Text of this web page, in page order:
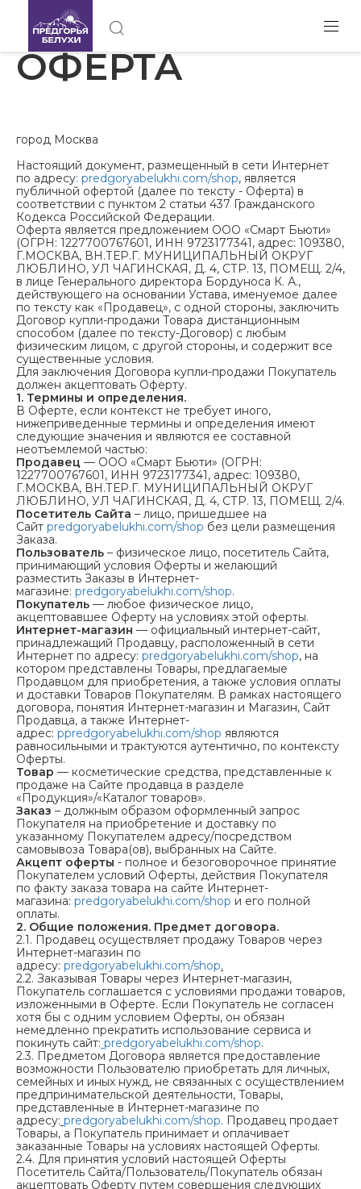
ОФЕРТА
город Москва
Настоящий документ, размещенный в сети Интернет
по адресу: predgoryabelukhi.com/shop, является
публичной офертой (далее по тексту - Оферта) в
соответствии с пунктом 2 статьи 437 Гражданского
Кодекса Российской Федерации.
Оферта является предложением ООО «Смарт Бьюти»
(ОГРН: 1227700767601, ИНН 9723177341, адрес: 109380,
Г.МОСКВА, ВН.ТЕР.Г. МУНИЦИПАЛЬНЫЙ ОКРУГ
ЛЮБЛИНО, УЛ ЧАГИНСКАЯ, Д. 4, СТР. 13, ПОМЕЩ. 2/4,
в лице Генерального директора Бордуноса К. А.,
действующего на основании Устава, именуемое далее
по тексту как «Продавец», с одной стороны, заключить
Договор купли-продажи Товара дистанционным
способом (далее по тексту-Договор) с любым
физическим лицом, с другой стороны, и содержит все
существенные условия.
Для заключения Договора купли-продажи Покупатель
должен акцептовать Оферту.
1. Термины и определения.
В Оферте, если контекст не требует иного,
нижеприведенные термины и определения имеют
следующие значения и являются ее составной
неотъемлемой частью:
Продавец — ООО «Смарт Бьюти» (ОГРН:
1227700767601, ИНН 9723177341, адрес: 109380,
Г.МОСКВА, ВН.ТЕР.Г. МУНИЦИПАЛЬНЫЙ ОКРУГ
ЛЮБЛИНО, УЛ ЧАГИНСКАЯ, Д. 4, СТР. 13, ПОМЕЩ. 2/4.
Посетитель Сайта – лицо, пришедшее на
Сайт predgoryabelukhi.com/shop без цели размещения
Заказа.
Пользователь – физическое лицо, посетитель Сайта,
принимающий условия Оферты и желающий
разместить Заказы в Интернет-
магазине: predgoryabelukhi.com/shop.
Покупатель — любое физическое лицо,
акцептовавшее Оферту на условиях этой оферты.
Интернет-магазин — официальный интернет-сайт,
принадлежащий Продавцу, расположенный в сети
Интернет по адресу: predgoryabelukhi.com/shop, на
котором представлены Товары, предлагаемые
Продавцом для приобретения, а также условия оплаты
и доставки Товаров Покупателям. В рамках настоящего
договора, понятия Интернет-магазин и Магазин, Сайт
Продавца, а также Интернет-
адрес: ppredgoryabelukhi.com/shop являются
равносильными и трактуются аутентично, по контексту
Оферты.
Товар — косметические средства, представленные к
продаже на Сайте продавца в разделе
«Продукция»/«Каталог товаров».
Заказ – должным образом оформленный запрос
Покупателя на приобретение и доставку по
указанному Покупателем адресу/посредством
самовывоза Товара(ов), выбранных на Сайте.
Акцепт оферты - полное и безоговорочное принятие
Покупателем условий Оферты, действия Покупателя
по факту заказа товара на сайте Интернет-
магазина: predgoryabelukhi.com/shop и его полной
оплаты.
2. Общие положения. Предмет договора.
2.1. Продавец осуществляет продажу Товаров через
Интернет-магазин по
адресу: predgoryabelukhi.com/shop.
2.2. Заказывая Товары через Интернет-магазин,
Покупатель соглашается с условиями продажи товаров,
изложенными в Оферте. Если Покупатель не согласен
хотя бы с одним условием Оферты, он обязан
немедленно прекратить использование сервиса и
покинуть сайт: predgoryabelukhi.com/shop.
2.3. Предметом Договора является предоставление
возможности Пользователю приобретать для личных,
семейных и иных нужд, не связанных с осуществлением
предпринимательской деятельности, Товары,
представленные в Интернет-магазине по
адресу: predgoryabelukhi.com/shop. Продавец продает
Товары, а Покупатель принимает и оплачивает
заказанные Товары на условиях настоящей Оферты.
2.4. Для принятия условий настоящей Оферты
Посетитель Сайта/Пользователь/Покупатель обязан
акцептовать Оферту путем совершения следующих